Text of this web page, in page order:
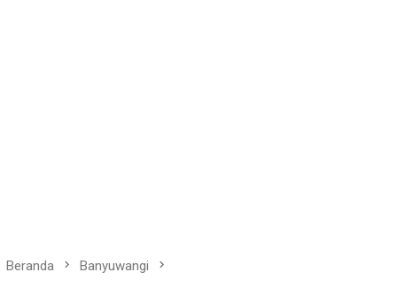
Beranda Banyuwangi